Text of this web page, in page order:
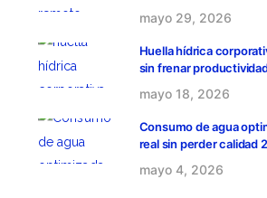
mayo 29, 2026
Huella hídrica
sin frenar
mayo 18, 2026
Consumo de agua
real sin perder calidad
mayo 4, 2026